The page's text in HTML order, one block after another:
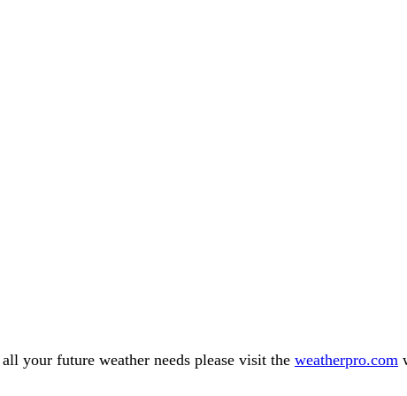
your future weather needs please visit the weatherpro.com